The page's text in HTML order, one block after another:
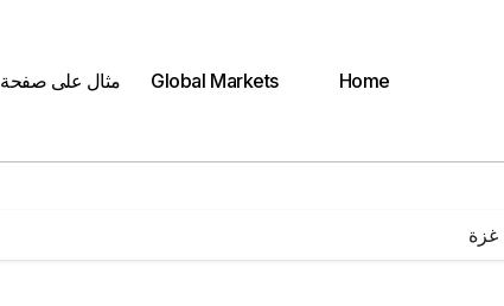
Home
Global Markets مثال على صفحة
غزة